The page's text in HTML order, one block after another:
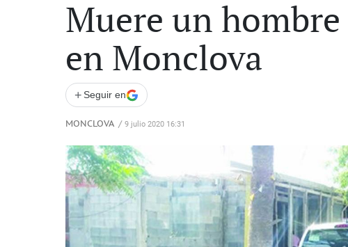
Muere un
en Monclova
+ Seguir en
MONCLOVA / 9 julio 2020 16:31